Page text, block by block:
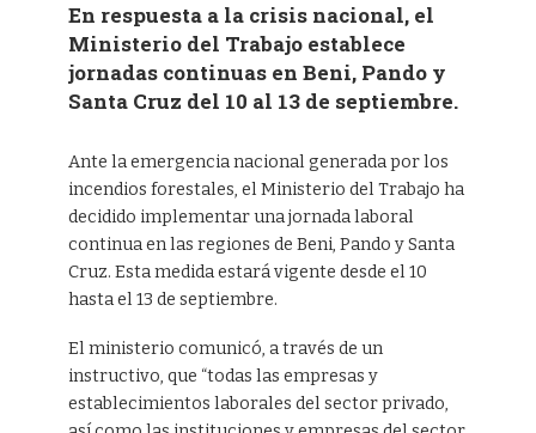
En respuesta a la crisis nacional, el
Ministerio del Trabajo establece
jornadas continuas en Beni, Pando y
Santa Cruz del 10 al 13 de septiembre.
Ante la emergencia nacional generada por los
incendios forestales, el Ministerio del Trabajo ha
decidido implementar una jornada laboral
continua en las regiones de Beni, Pando y Santa
Cruz. Esta medida estará vigente desde el 10
hasta el 13 de septiembre.
El ministerio comunicó, a través de un
instructivo, que “todas las empresas y
establecimientos laborales del sector privado,